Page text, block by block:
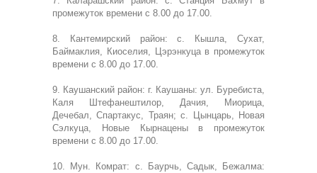
промежуток времени с 8.00 до 17.00.
8. Кантемирский район: с. Кышла, Сухат,
Баймаклия, Киоселия, Цэрэнкуца в промежуток
времени с 8.00 до 17.00.
9. Каушанский район: г. Каушаны: ул. Буребиста,
Каля Штефанештилор, Дачия, Миорица,
Дечебал, Спартакус, Траян; с. Цынцарь, Новая
Сэлкуца, Новые Кырнацены в промежуток
времени с 8.00 до 17.00.
10. Мун. Комрат: с. Баурчь, Садык, Бежалма: